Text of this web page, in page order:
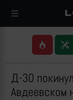
Д-30
Авдеевском